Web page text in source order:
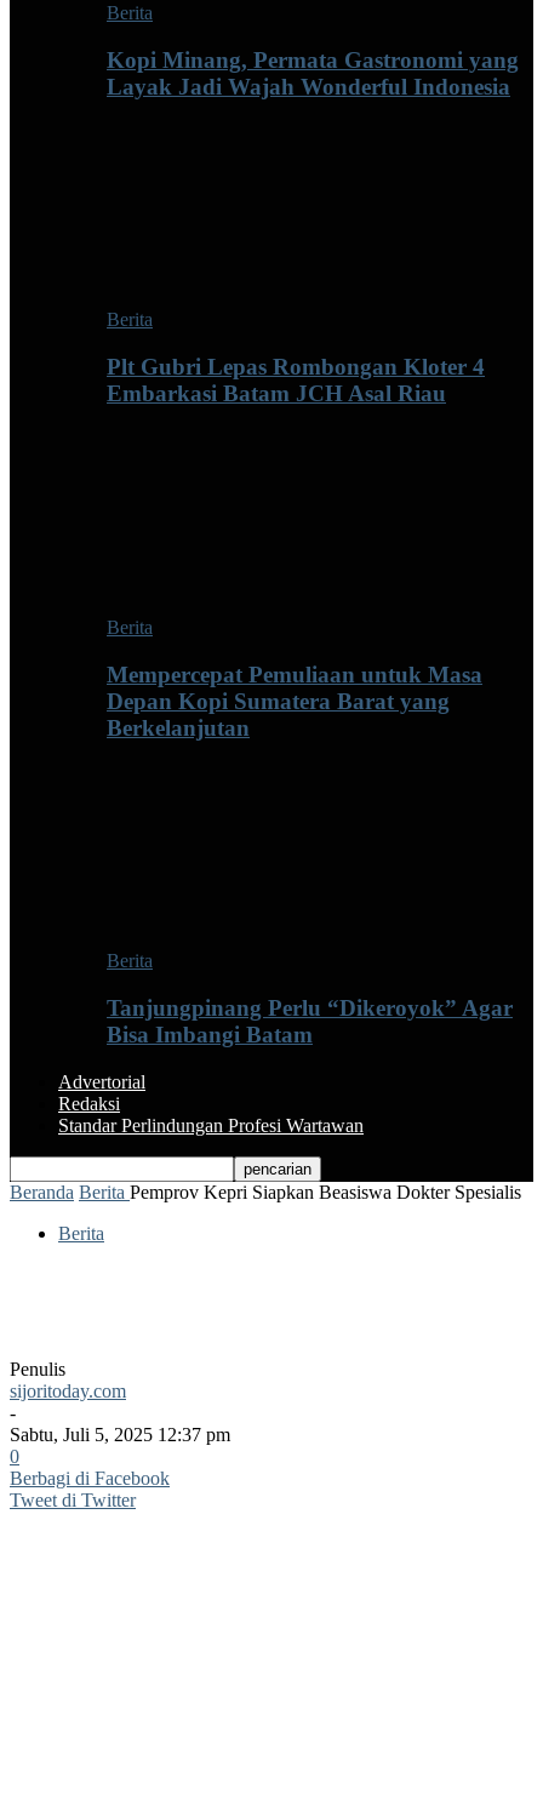
Berita
Kopi Minang, Permata Gastronomi yang
Layak Jadi Wajah Wonderful Indonesia
Berita
Plt Gubri Lepas Rombongan Kloter 4
Embarkasi Batam JCH Asal Riau
Berita
Mempercepat Pemuliaan untuk Masa
Depan Kopi Sumatera Barat yang
Berkelanjutan
Berita
Tanjungpinang Perlu “Dikeroyok” Agar
Bisa Imbangi Batam
Advertorial
Redaksi
Standar Perlindungan Profesi Wartawan
Beranda Berita Pemprov Kepri Siapkan Beasiswa Dokter Spesialis
Berita
Penulis
sijoritoday.com
-
Sabtu, Juli 5, 2025 12:37 pm
0
Berbagi di Facebook
Tweet di Twitter